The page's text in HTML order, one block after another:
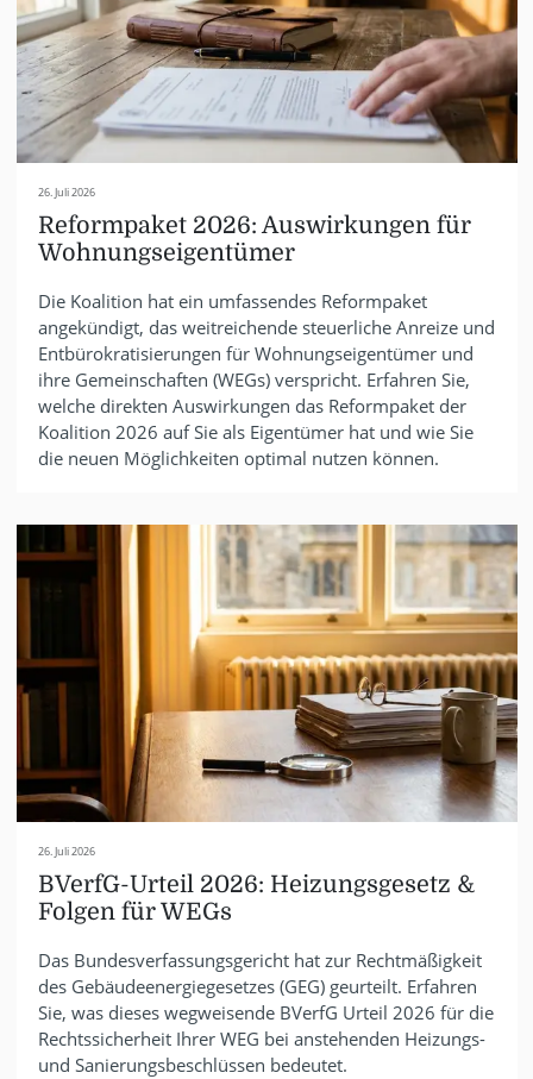
26. Juli 2026
Reformpaket 2026: Auswirkungen für
Wohnungseigentümer
Die Koalition hat ein umfassendes Reformpaket
angekündigt, das weitreichende steuerliche Anreize und
Entbürokratisierungen für Wohnungseigentümer und
ihre Gemeinschaften (WEGs) verspricht. Erfahren Sie,
welche direkten Auswirkungen das Reformpaket der
Koalition 2026 auf Sie als Eigentümer hat und wie Sie
die neuen Möglichkeiten optimal nutzen können.
26. Juli 2026
BVerfG-Urteil 2026: Heizungsgesetz &
Folgen für WEGs
Das Bundesverfassungsgericht hat zur Rechtmäßigkeit
des Gebäudeenergiegesetzes (GEG) geurteilt. Erfahren
Sie, was dieses wegweisende BVerfG Urteil 2026 für die
Rechtssicherheit Ihrer WEG bei anstehenden Heizungs-
und Sanierungsbeschlüssen bedeutet.